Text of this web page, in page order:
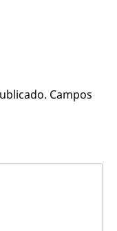
Campos